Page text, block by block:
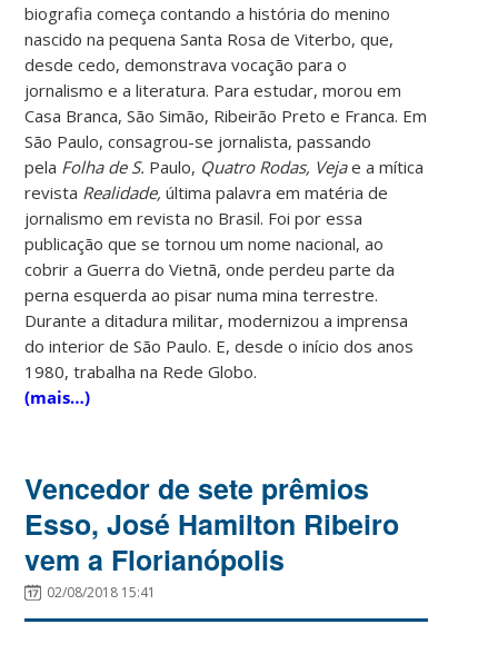
biografia começa contando a história do menino
nascido na pequena Santa Rosa de Viterbo, que,
desde cedo, demonstrava vocação para o
jornalismo e a literatura. Para estudar, morou em
Casa Branca, São Simão, Ribeirão Preto e Franca. Em
São Paulo, consagrou-se jornalista, passando
pela Folha de S. Paulo, Quatro Rodas, Vejae a mítica
revista Realidade,última palavra em matéria de
jornalismo em revista no Brasil. Foi por essa
publicação que se tornou um nome nacional, ao
cobrir a Guerra do Vietnã, onde perdeu parte da
perna esquerda ao pisar numa mina terrestre.
Durante a ditadura militar, modernizou a imprensa
do interior de São Paulo. E, desde o início dos anos
1980, trabalha na Rede Globo.
(mais…)
Vencedor de sete prêmios
Esso, José Hamilton Ribeiro
vem a Florianópolis
02/08/2018 15:41